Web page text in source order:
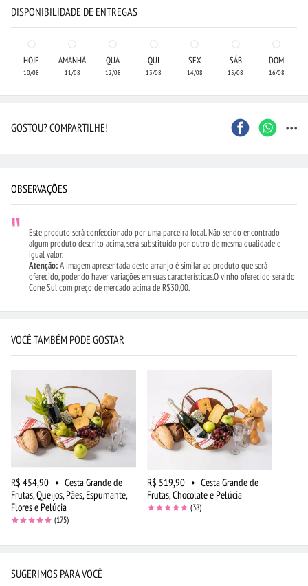
DISPONIBILIDADE DE ENTREGAS
HOJE
10/08
AMANHÃ
11/08
QUA
12/08
QUI
13/08
SEX
14/08
SÁB
15/08
DOM
16/08
GOSTOU? COMPARTILHE! ...
OBSERVAÇÕES
Este produto será confeccionado por uma parceira local. Não sendo encontrado
algum produto descrito acima, será substituído por outro de mesma qualidade e
igual valor.
Atenção:A imagem apresentada deste arranjo é similar ao produto que será
oferecido, podendo haver variações em suas características.O vinho oferecido será do
Cone Sul com preço de mercado acima de R$30,00.
VOCÊ TAMBÉM PODE GOSTAR
R$ 454,90 • Cesta Grande de
Frutas, Queijos, Pães, Espumante,
Flores e Pelúcia
(175)
R$ 519,90 • Cesta Grande de
Frutas, Chocolate e Pelúcia
(38)
SUGERIMOS PARA VOCÊ